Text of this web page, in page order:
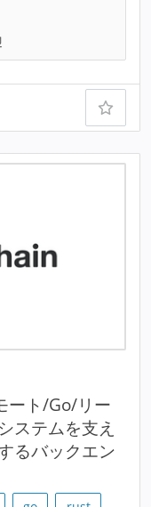
ート/Go/リー
ステムを支え
るバックエン